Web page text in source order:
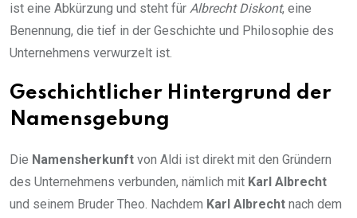
ist eine Abkürzung und steht für Albrecht Diskont, eine
Benennung, die tief in der Geschichte und Philosophie des
Unternehmens verwurzelt ist.
Geschichtlicher Hintergrund der
Namensgebung
Die Namensherkunft von Aldi ist direkt mit den Gründern
des Unternehmens verbunden, nämlich mit Karl Albrecht
und seinem Bruder Theo. Nachdem Karl Albrecht nach dem